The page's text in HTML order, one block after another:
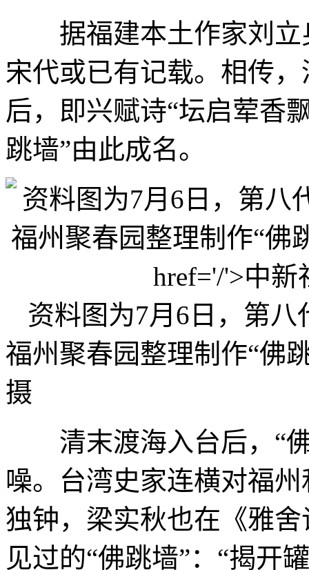
据福建本土作家刘立
宋代或已有记载。相传
后，即兴赋诗“坛启荤香
跳墙”由此成名。
资料图为7月6日，第八
福州聚春园整理制作“佛
摄
清末渡海入台后，“佛
噪。台湾史家连横对福
独钟，梁实秋也在《雅
见过的“佛跳墙”：“揭